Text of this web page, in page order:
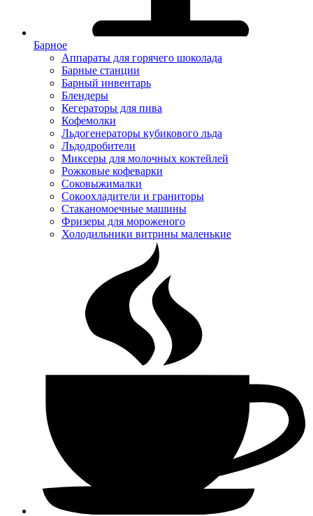
Барное
Аппараты для горячего шоколада
Барные станции
Барный инвентарь
Блендеры
Кегераторы для пива
Кофемолки
Льдогенераторы кубикового льда
Льдодробители
Миксеры для молочных коктейлей
Рожковые кофеварки
Соковыжималки
Сокоохладители и граниторы
Стаканомоечные машины
Фризеры для мороженого
Холодильники витрины маленькие